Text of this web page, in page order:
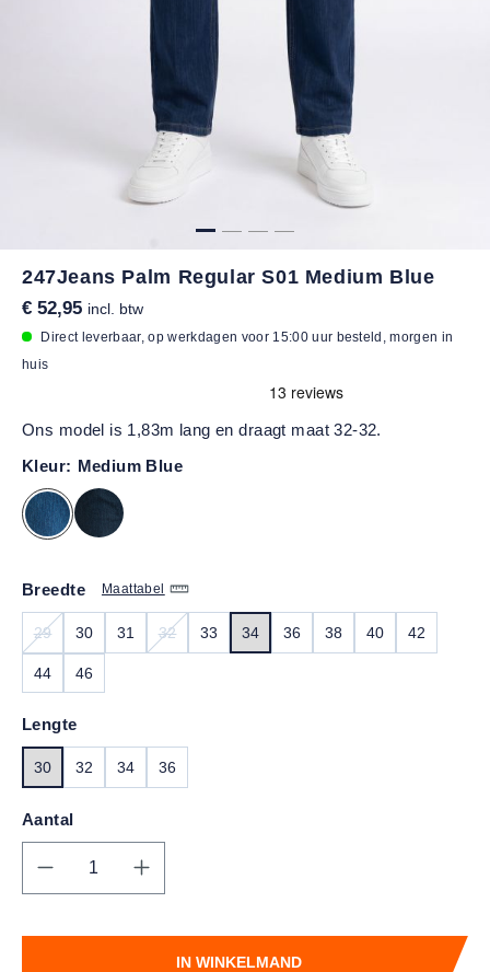
247Jeans Palm Regular S01 Medium Blue
€ 52,95 incl. btw
Direct leverbaar, op werkdagen voor 15:00 uur besteld, morgen in
huis
Ons model is 1,83m lang en draagt maat 32-32.
Kleur: Medium Blue
Maattabel
Breedte
29
(DEZE OPTIE IS MOMENTEEL NIET BESCHIKBAAR.)
30 31 32 33 34 36 38 40 42
44 46
Lengte
30 32 34 36
Aantal
Producthoeveelheid: Voer de gewenste
IN WINKELMAND